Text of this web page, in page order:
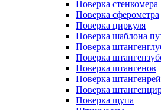
Поверка стенкомера
Поверка сферометра
Поверка циркуля
Поверка шаблона
Поверка
Поверка
Поверка штангенов
Поверка
Поверка
Поверка щупа